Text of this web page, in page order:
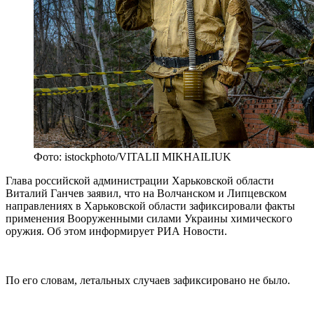
Фото: istockphoto/VITALII MIKHAILIUK
Глава российской администрации Харьковской области
Виталий Ганчев заявил, что на Волчанском и Липцевском
направлениях в Харьковской области зафиксировали факты
применения Вооруженными силами Украины химического
оружия. Об этом информирует РИА Новости.
По его словам, летальных случаев зафиксировано не было.